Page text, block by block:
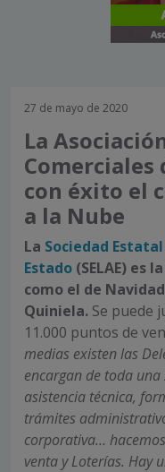
27 de mayo de 2020
La
con éxito el
a la Nube
La Sociedad
Estado (SELAE) es
como el de
Quiniela. Se puede
11.000 puntos de
medias existen las
encargan de toda una
asistencia técnica,
trámites
corporativa…
venta y Loterías. Hay